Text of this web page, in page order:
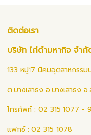
ติดต่อเรา
บริษัท ไก่ดำมหากิจ จำกั
133 หมู่17 นิคมอุตสาหกรรม
ต.บางเสาธง อ.บางเสาธง
โทรศัพท์ : 02 315 1077 -
แฟกซ์ : 02 315 1078